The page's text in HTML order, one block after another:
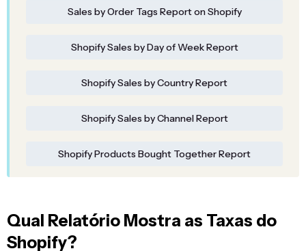
Sales by Order Tags Report on Shopify
Shopify Sales by Day of Week Report
Shopify Sales by Country Report
Shopify Sales by Channel Report
Shopify Products Bought Together Report
Qual Relatório Mostra as Taxas do
Shopify?